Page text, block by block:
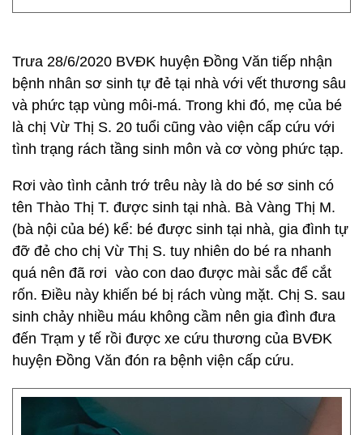
Trưa 28/6/2020 BVĐK huyện Đồng Văn tiếp nhận
bệnh nhân sơ sinh tự đẻ tại nhà với vết thương sâu
và phức tạp vùng môi-má. Trong khi đó, mẹ của bé
là chị Vừ Thị S. 20 tuổi cũng vào viện cấp cứu với
tình trạng rách tầng sinh môn và cơ vòng phức tạp.
Rơi vào tình cảnh trớ trêu này là do bé sơ sinh có
tên Thào Thị T. được sinh tại nhà. Bà Vàng Thị M.
(bà nội của bé) kể: bé được sinh tại nhà, gia đình tự
đỡ đẻ cho chị Vừ Thị S. tuy nhiên do bé ra nhanh
quá nên đã rơi vào con dao được mài sắc để cắt
rốn. Điều này khiến bé bị rách vùng mặt. Chị S. sau
sinh chảy nhiều máu không cầm nên gia đình đưa
đến Trạm y tế rồi được xe cứu thương của BVĐK
huyện Đồng Văn đón ra bệnh viện cấp cứu.